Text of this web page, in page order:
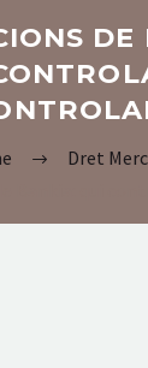
Dret